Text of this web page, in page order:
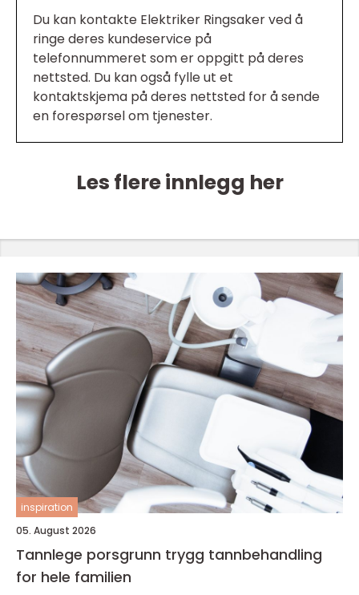
Du kan kontakte Elektriker Ringsaker ved å
ringe deres kundeservice på
telefonnummeret som er oppgitt på deres
nettsted. Du kan også fylle ut et
kontaktskjema på deres nettsted for å sende
en forespørsel om tjenester.
Les flere innlegg her
inspiration
05. August 2026
Tannlege porsgrunn trygg tannbehandling
for hele familien